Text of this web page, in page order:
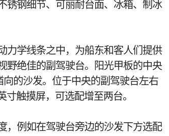
锈钢细节、可丽耐台面、冰箱、制冰
力学线条之中，为船东和客人们提供
野绝佳的副驾驶台。阳光甲板的中央
的沙发。位于中央的副驾驶台左右
寸触摸屏，可选配增至两台。
，例如在驾驶台旁边的沙发下方选配